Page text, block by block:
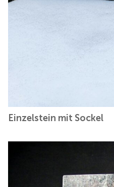
Einzelstein mit Sockel